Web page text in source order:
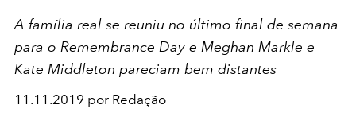
A família real se reuniu no último final de semana
para o Remembrance Day e Meghan Markle e
Kate Middleton pareciam bem distantes
11.11.2019 por Redação